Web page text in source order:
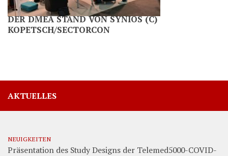
DER DMEA STAND VON SYNIOS (C)
KOPETSCH/SECTORCON
AKTUELLES
NEUIGKEITEN
Präsentation des Study Designs der Telemed5000-COVID-